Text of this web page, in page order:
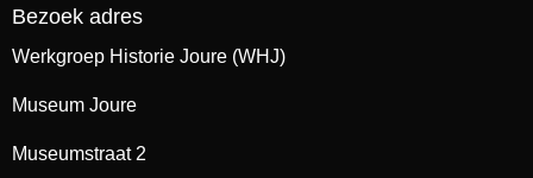
Bezoek adres
Werkgroep Historie Joure (WHJ)
Museum Joure
Museumstraat 2